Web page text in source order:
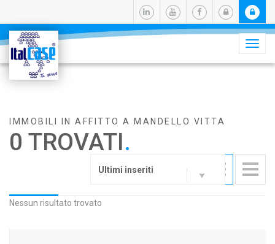
IMMOBILI IN AFFITTO A MANDELLO VITTA
0 TROVATI.
Ultimi inseriti
Nessun risultato trovato